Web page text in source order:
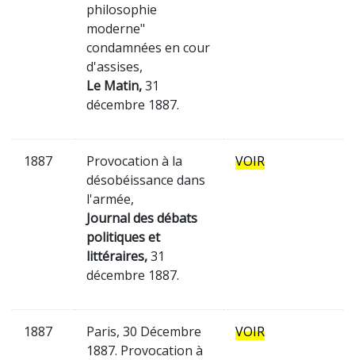
philosophie
moderne"
condamnées en cour
d'assises,
Le Matin,31
décembre 1887.
1887
Provocation à la
désobéissance dans
l'armée,
Journal des débats
politiques et
littéraires,31
décembre 1887.
VOIR
1887
Paris, 30 Décembre
1887. Provocation à
VOIR